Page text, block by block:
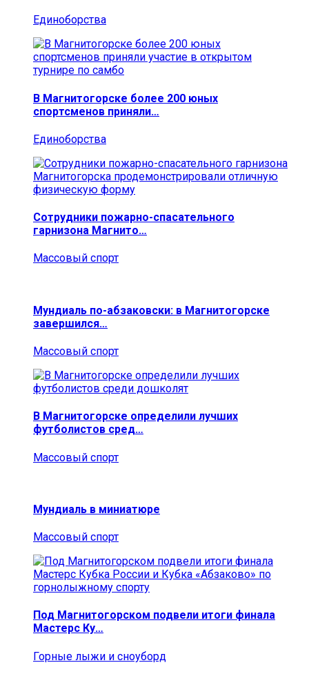
Единоборства
В Магнитогорске более 200 юных
спортсменов приняли…
Единоборства
Сотрудники пожарно-спасательного
гарнизона Магнито…
Массовый спорт
Мундиаль по-абзаковски: в Магнитогорске
завершился…
Массовый спорт
В Магнитогорске определили лучших
футболистов сред…
Массовый спорт
Мундиаль в миниатюре
Массовый спорт
Под Магнитогорском подвели итоги финала
Мастерс Ку…
Горные лыжи и сноуборд